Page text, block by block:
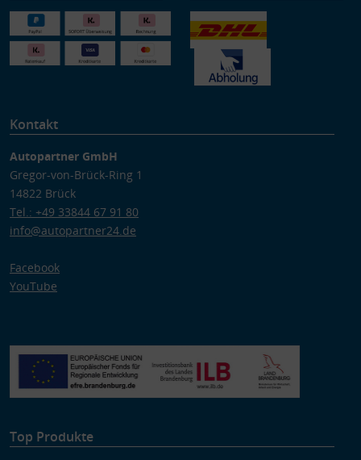
Kontakt
Autopartner GmbH
Gregor-von-Brück-Ring 1
14822 Brück
Tel.: +49 33844 67 91 80
info@autopartner24.de
Facebook
YouTube
Top Produkte